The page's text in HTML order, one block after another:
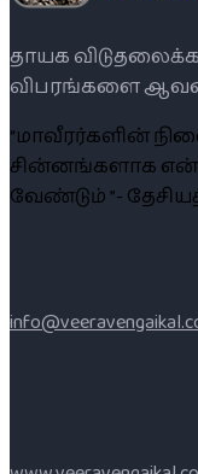
தாயக
விபரங்களை
“மாவீரர்களின்
சின்னங்களாக
வேண்டும் ”-